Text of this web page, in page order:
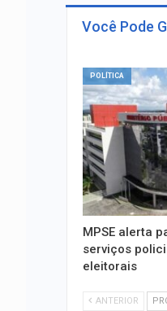
Você Pode
POLÍTICA
MPSE alerta
serviços
eleitorais
ANTERIOR